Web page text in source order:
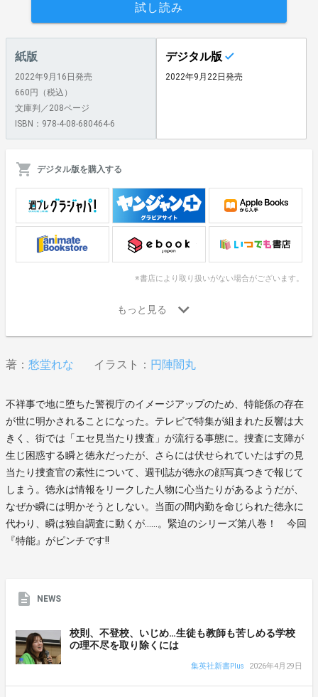
試し読み
紙版
2022年9月16日発売
660円（税込）
文庫判／208ページ
ISBN：978-4-08-680464-6
デジタル版
2022年9月22日発売
デジタル版を購入する
※書店により取り扱いがない場合がございます。
著： 愁堂れな イラスト： 円陣闇丸
不祥事で地に堕ちた警視庁のイメージアップのため、特能係の存在
が世に明かされることになった。テレビで特集が組まれた反響は大
きく、街では「エセ見当たり捜査」が流行る事態に。捜査に支障が
生じ困惑する瞬と徳永だったが、さらには伏せられていたはずの見
当たり捜査官の素性について、週刊誌が徳永の顔写真つきで報じて
しまう。徳永は情報をリークした人物に心当たりがあるようだが、
なぜか瞬には明かそうとしない。当面の間内勤を命じられた徳永に
代わり、瞬は独自調査に動くが……。緊迫のシリーズ第八巻！ 今回
『特能』がピンチです!!
NEWS
校則、不登校、いじめ…生徒も教師も苦しめる学校
の理不尽を取り除くには
集英社新書Plus 2026年4月29日